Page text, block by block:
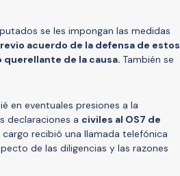
se les impongan las medidas
acuerdo de la defensa de estos
querellante de la causa. También se
en eventuales presiones a la
declaraciones a civiles al OS7 de
recibió una llamada telefónica
de las diligencias y las razones